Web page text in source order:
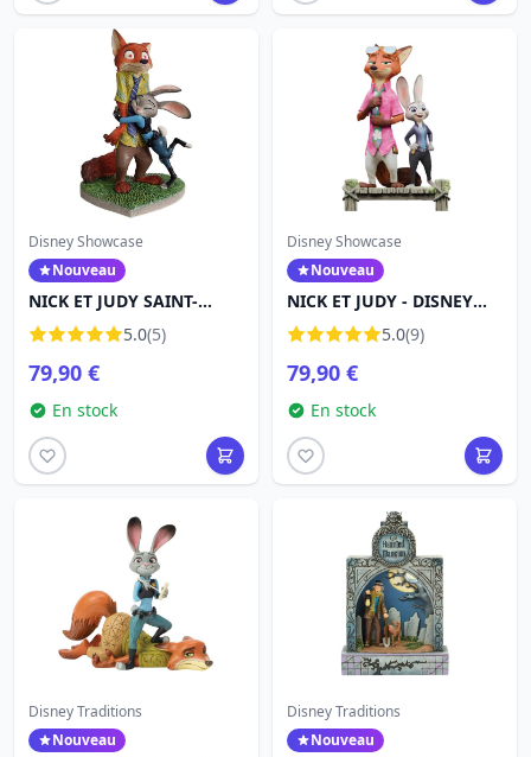
Disney Showcase
Nouveau
NICK ET JUDY SAINT-
VALENTIN - DISNEY
SHOWCASE ZOOTOPIE
5.0(5)
79,90 €
En stock
Disney Showcase
Nouveau
NICK ET JUDY - DISNEY
SHOWCASE ZOOTOPIA 2
5.0(9)
79,90 €
En stock
Disney Traditions
Nouveau
Disney Traditions
Nouveau